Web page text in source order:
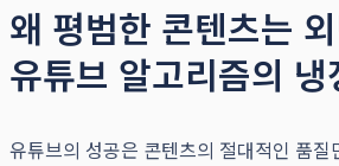
왜 평범한 콘텐츠는
유튜브 알고리즘의 냉
유튜브의 성공은 콘텐츠의 절대적인 품질